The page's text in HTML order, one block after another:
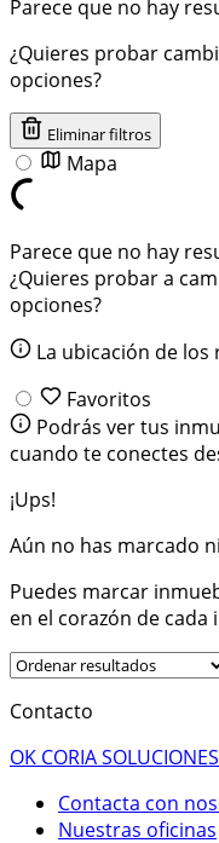
Parece que no hay
¿Quieres probar
opciones?
Eliminar filtros
Mapa
Parece que no hay
¿Quieres probar a
opciones?
La ubicación de
Favoritos
Podrás ver tus
cuando te conectes
¡Ups!
Aún no has marcado
Puedes marcar
en el corazón de cada
Contacto
OK CORIA
Contacta con
Nuestras oficinas